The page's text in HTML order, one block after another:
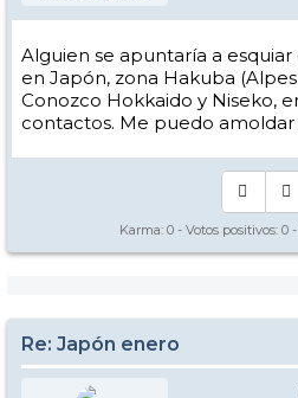
Alguien se apuntaría a
en Japón, zona Hakuba
Conozco Hokkaido y Niseko,
contactos. Me puedo
Karma: 0 - Votos positivos: 0
Re: Japón enero